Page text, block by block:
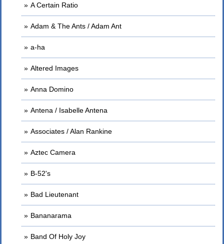
A Certain Ratio
Adam & The Ants / Adam Ant
a-ha
Altered Images
Anna Domino
Antena / Isabelle Antena
Associates / Alan Rankine
Aztec Camera
B-52's
Bad Lieutenant
Bananarama
Band Of Holy Joy